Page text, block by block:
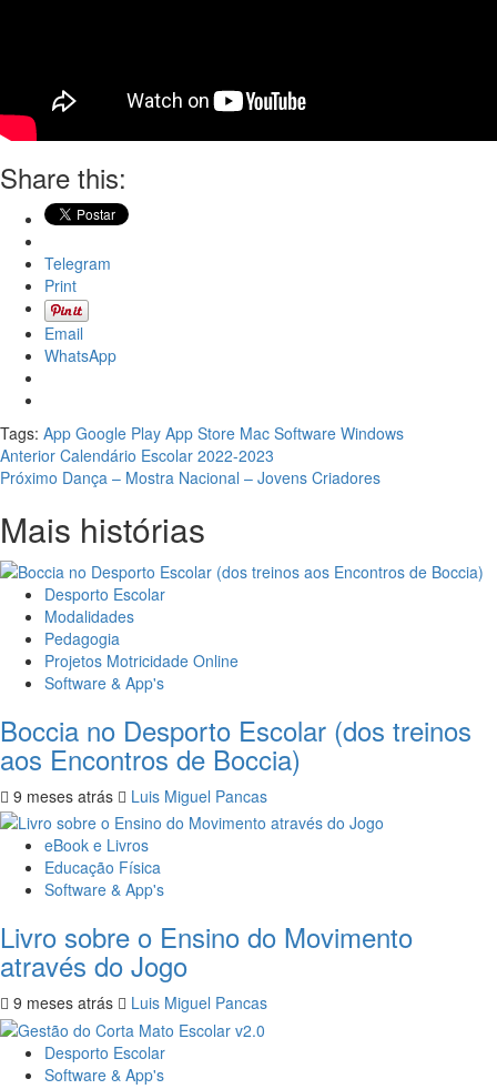
Share this:
Telegram
Print
Email
WhatsApp
Tags: App Google Play App Store Mac Software Windows
Navegação
de
artigos
Anterior Calendário Escolar 2022-2023
Próximo Dança – Mostra Nacional – Jovens Criadores
Mais histórias
Desporto Escolar
Modalidades
Pedagogia
Projetos Motricidade Online
Software & App's
Boccia no Desporto Escolar (dos treinos
aos Encontros de Boccia)
9 meses atrás Luis Miguel Pancas
eBook e Livros
Educação Física
Software & App's
Livro sobre o Ensino do Movimento
através do Jogo
9 meses atrás Luis Miguel Pancas
Desporto Escolar
Software & App's